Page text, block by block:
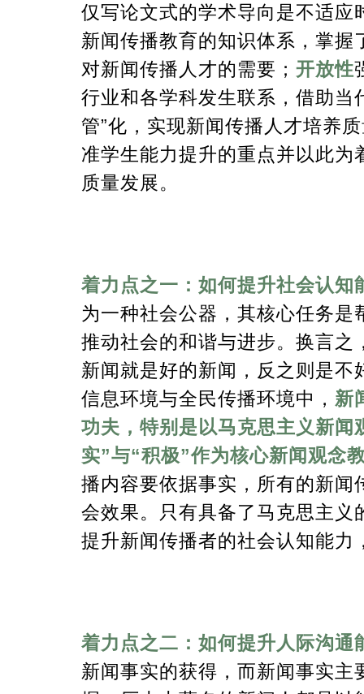
仅写论文式的学术导向是不适应
新闻传播教育的知识体系，掌
对新闻传播人才的需要； 开放性
行业和各学科发生联系，借助当
管”化，实现新闻传播人才培养
准学生能力提升的重点并以此
质量发展。
着力点之一：如何提升社会认知
为一种社会公器，其核心任务
推动社会的和谐与进步。换言之
新闻就是好的新闻，反之则是
信息环境与全民传播环境中， 新
功夫，特别是以马克思主义新闻
实”与“积极”作为核心新闻观念
播内容要依据事实，所有的新闻
会效果。只有具备了马克思主义
提升新闻传播者的社会认知能力
着力点之二：如何提升人际沟通
新闻事实的获得，而新闻事实主